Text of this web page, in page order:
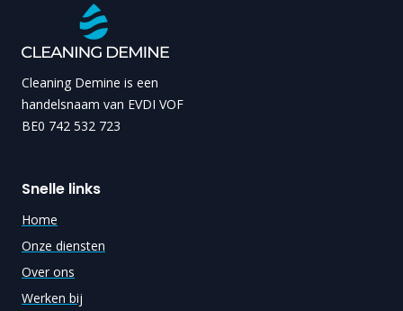
Cleaning Demine is een
handelsnaam van EVDI VOF
BE0 742 532 723
Snelle links
Home
Onze diensten
Over ons
Werken bij